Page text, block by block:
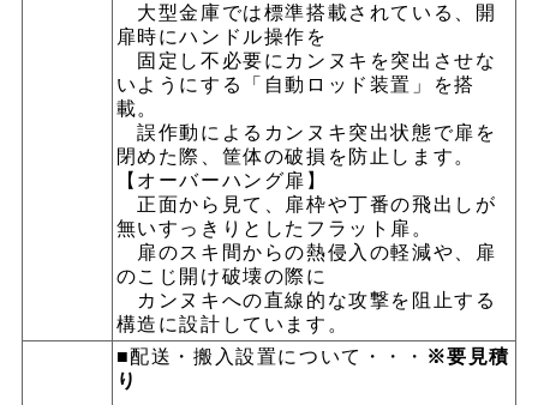
大型金庫では標準搭載されている、開
扉時にハンドル操作を
固定し不必要にカンヌキを突出させな
いようにする「自動ロッド装置」を搭
載。
誤作動によるカンヌキ突出状態で扉を
閉めた際、筐体の破損を防止します。
【オーバーハング扉】
正面から見て、扉枠や丁番の飛出しが
無いすっきりとしたフラット扉。
扉のスキ間からの熱侵入の軽減や、扉
のこじ開け破壊の際に
カンヌキへの直線的な攻撃を阻止する
構造に設計しています。
■配送・搬入設置について・・・ ※要見積
り